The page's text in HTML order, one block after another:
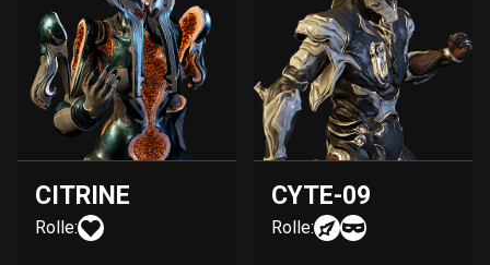
CITRINE
Rolle:
CYTE-09
Rolle: